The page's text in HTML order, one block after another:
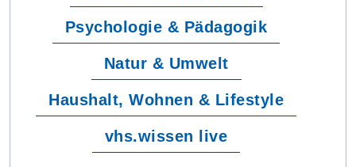
Psychologie & Pädagogik
Natur & Umwelt
Haushalt, Wohnen & Lifestyle
vhs.wissen live